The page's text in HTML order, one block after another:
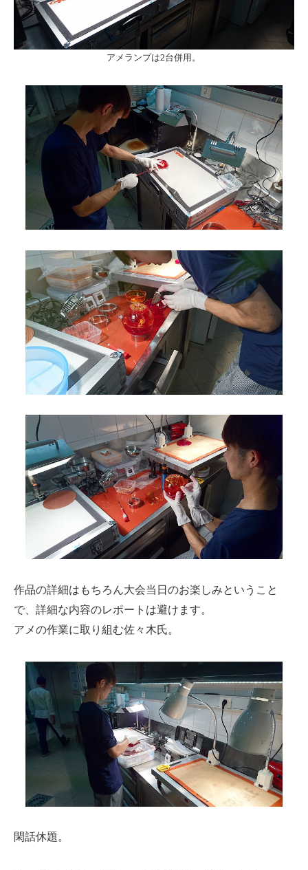
アメランプは2台併用。
作品の詳細はもちろん大会当日のお楽しみということ
で、詳細な内容のレポートは避けます。
アメの作業に取り組む佐々木氏。
閑話休題。